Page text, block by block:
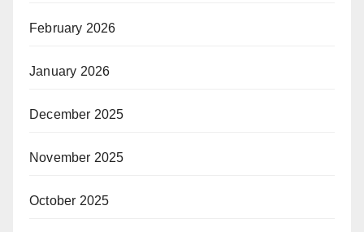
February 2026
January 2026
December 2025
November 2025
October 2025